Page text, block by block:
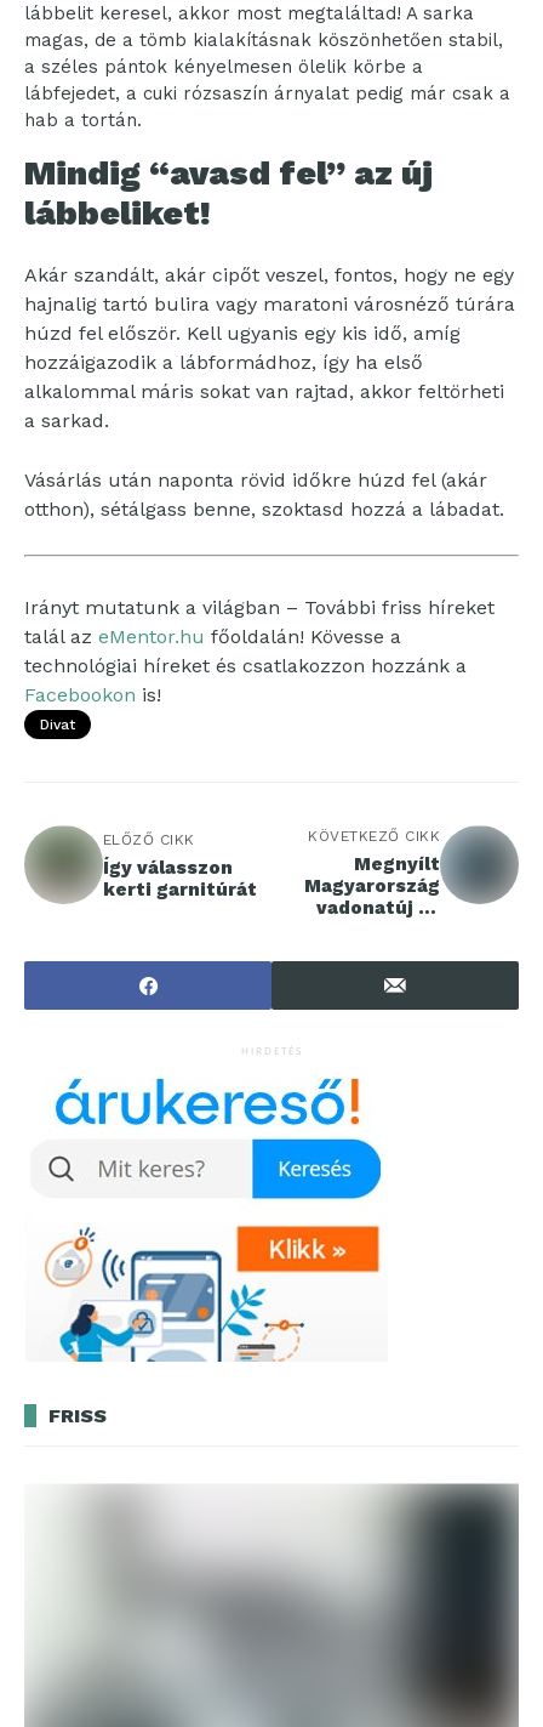
lábbelit keresel, akkor most megtaláltad! A sarka
magas, de a tömb kialakításnak köszönhetően stabil,
a széles pántok kényelmesen ölelik körbe a
lábfejedet, a cuki rózsaszín árnyalat pedig már csak a
hab a tortán.
Mindig “avasd fel” az új
lábbeliket!
Akár szandált, akár cipőt veszel, fontos, hogy ne egy
hajnalig tartó bulira vagy maratoni városnéző túrára
húzd fel először. Kell ugyanis egy kis idő, amíg
hozzáigazodik a lábformádhoz, így ha első
alkalommal máris sokat van rajtad, akkor feltörheti
a sarkad.
Vásárlás után naponta rövid időkre húzd fel (akár
otthon), sétálgass benne, szoktasd hozzá a lábadat.
Irányt mutatunk a világban – További friss híreket
talál az eMentor.hu főoldalán! Kövesse a
technológiai híreket és csatlakozzon hozzánk a
Facebookon is!
Divat
ELŐZŐ CIKK
Így válasszon
kerti garnitúrát
KÖVETKEZŐ CIKK
Megnyílt
Magyarország
vadonatúj e-
HIRDETÉS
FRISS